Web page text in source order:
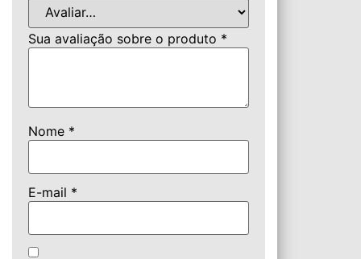
Sua avaliação sobre o produto *
Nome *
E-mail *